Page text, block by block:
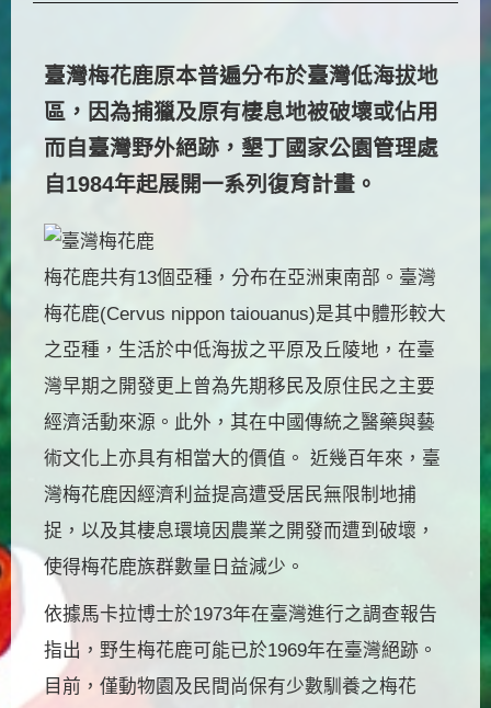
臺灣梅花鹿原本普遍分布於臺灣低海拔地
區，因為捕獵及原有棲息地被破壞或佔用
而自臺灣野外絕跡，墾丁國家公園管理處
自1984年起展開一系列復育計畫。
梅花鹿共有13個亞種，分布在亞洲東南部。臺灣
梅花鹿(Cervus nippon taiouanus)是其中體形較大
之亞種，生活於中低海拔之平原及丘陵地，在臺
灣早期之開發更上曾為先期移民及原住民之主要
經濟活動來源。此外，其在中國傳統之醫藥與藝
術文化上亦具有相當大的價值。 近幾百年來，臺
灣梅花鹿因經濟利益提高遭受居民無限制地捕
捉，以及其棲息環境因農業之開發而遭到破壞，
使得梅花鹿族群數量日益減少。
依據馬卡拉博士於1973年在臺灣進行之調查報告
指出，野生梅花鹿可能已於1969年在臺灣絕跡。
目前，僅動物園及民間尚保有少數馴養之梅花